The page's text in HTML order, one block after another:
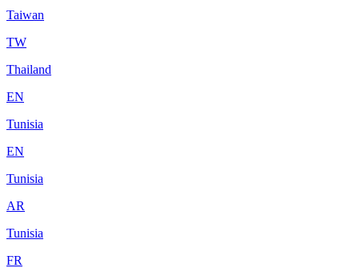
Taiwan
TW
Thailand
EN
Tunisia
EN
Tunisia
AR
Tunisia
FR